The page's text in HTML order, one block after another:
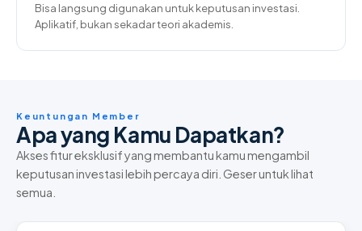
Bisa langsung digunakan untuk keputusan investasi.
Aplikatif, bukan sekadar teori akademis.
Keuntungan Member
Apa yang Kamu Dapatkan?
Akses fitur eksklusif yang membantu kamu mengambil
keputusan investasi lebih percaya diri. Geser untuk lihat
semua.